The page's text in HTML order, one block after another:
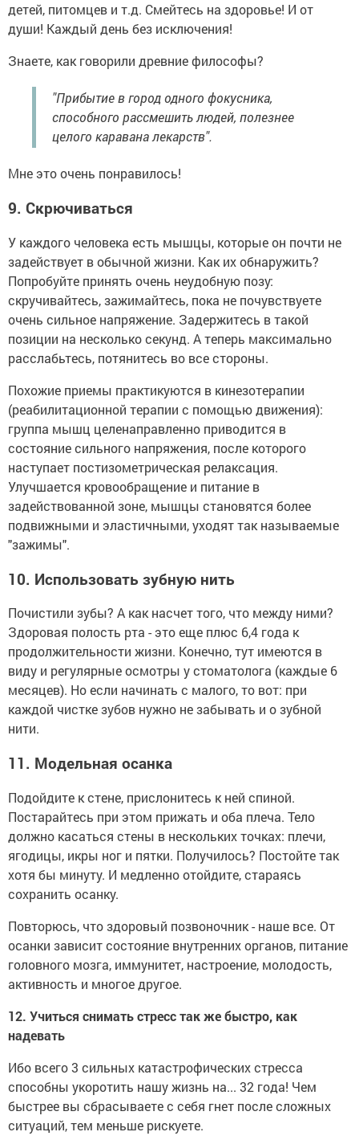
детей, питомцев и т.д. Смейтесь на здоровье! И от
души! Каждый день без исключения!
Знаете, как говорили древние философы?
"Прибытие в город одного фокусника,
способного рассмешить людей, полезнее
целого каравана лекарств".
Мне это очень понравилось!
9. Скрючиваться
У каждого человека есть мышцы, которые он почти не
задействует в обычной жизни. Как их обнаружить?
Попробуйте принять очень неудобную позу:
скручивайтесь, зажимайтесь, пока не почувствуете
очень сильное напряжение. Задержитесь в такой
позиции на несколько секунд. А теперь максимально
расслабьтесь, потянитесь во все стороны.
Похожие приемы практикуются в кинезотерапии
(реабилитационной терапии с помощью движения):
группа мышц целенаправленно приводится в
состояние сильного напряжения, после которого
наступает постизометрическая релаксация.
Улучшается кровообращение и питание в
задействованной зоне, мышцы становятся более
подвижными и эластичными, уходят так называемые
"зажимы".
10. Использовать зубную нить
Почистили зубы? А как насчет того, что между ними?
Здоровая полость рта - это еще плюс 6,4 года к
продолжительности жизни. Конечно, тут имеются в
виду и регулярные осмотры у стоматолога (каждые 6
месяцев). Но если начинать с малого, то вот: при
каждой чистке зубов нужно не забывать и о зубной
нити.
11. Модельная осанка
Подойдите к стене, прислонитесь к ней спиной.
Постарайтесь при этом прижать и оба плеча. Тело
должно касаться стены в нескольких точках: плечи,
ягодицы, икры ног и пятки. Получилось? Постойте так
хотя бы минуту. И медленно отойдите, стараясь
сохранить осанку.
Повторюсь, что здоровый позвоночник - наше все. От
осанки зависит состояние внутренних органов, питание
головного мозга, иммунитет, настроение, молодость,
активность и многое другое.
12. Учиться снимать стресс так же быстро, как
надевать
Ибо всего 3 сильных катастрофических стресса
способны укоротить нашу жизнь на... 32 года! Чем
быстрее вы сбрасываете с себя гнет после сложных
ситуаций, тем меньше рискуете.